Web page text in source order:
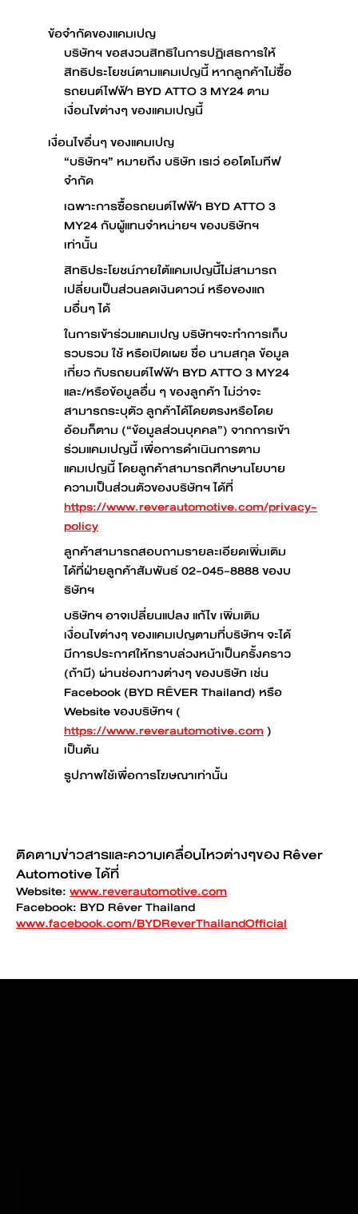
ข้อจำกัดของแคมเปญ
บริษัทฯ ขอสงวนสิทธิในการปฏิเสธการให้
สิทธิประโยชน์ตามแคมเปญนี้ หากลูกค้าไม่ซื้อ
รถยนต์ไฟฟ้า BYD ATTO 3 MY24 ตาม
เงื่อนไขต่างๆ ของแคมเปญนี้
เงื่อนไขอื่นๆ ของแคมเปญ
“บริษัทฯ” หมายถึง บริษัท เรเว่ ออโตโมทีฟ
จำกัด
เฉพาะการซื้อรถยนต์ไฟฟ้า BYD ATTO 3
MY24 กับผู้แทนจำหน่ายฯ ของบริษัทฯ
เท่านั้น
สิทธิประโยชน์ภายใต้แคมเปญนี้ไม่สามารถ
เปลี่ยนเป็นส่วนลดเงินดาวน์ หรือของแถ
มอื่นๆ ได้
ในการเข้าร่วมแคมเปญ บริษัทฯจะทำการเก็บ
รวบรวม ใช้ หรือเปิดเผย ชื่อ นามสกุล ข้อมูล
เกี่ยว กับรถยนต์ไฟฟ้า BYD ATTO 3 MY24
และ/หรือข้อมูลอื่น ๆ ของลูกค้า ไม่ว่าจะ
สามารถระบุตัว ลูกค้าได้โดยตรงหรือโดย
อ้อมก็ตาม (“ข้อมูลส่วนบุคคล”) จากการเข้า
ร่วมแคมเปญนี้ เพื่อการดำเนินการตาม
แคมเปญนี้ โดยลูกค้าสามารถศึกษานโยบาย
ความเป็นส่วนตัวของบริษัทฯ ได้ที่
https://www.reverautomotive.com/privacy-
policy
ลูกค้าสามารถสอบถามรายละเอียดเพิ่มเติม
ได้ที่ฝ่ายลูกค้าสัมพันธ์ 02-045-8888 ของบ
ริษัทฯ
บริษัทฯ อาจเปลี่ยนแปลง แก้ไข เพิ่มเติม
เงื่อนไขต่างๆ ของแคมเปญตามที่บริษัทฯ จะได้
มีการประกาศให้ทราบล่วงหน้าเป็นครั้งคราว
(ถ้ามี) ผ่านช่องทางต่างๆ ของบริษัท เช่น
Facebook (BYD RÊVER Thailand) หรือ
Website ของบริษัทฯ (
https://www.reverautomotive.com)
เป็นต้น
รูปภาพใช้เพื่อการโฆษณาเท่านั้น
ติดตามข่าวสารและความเคลื่อนไหวต่างๆของ Rêver
Automotive ได้ที่
Website:www.reverautomotive.com
Facebook: BYD Rêver Thailand
www.facebook.com/BYDReverThailandOfficial